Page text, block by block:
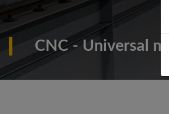
CNC - Universal